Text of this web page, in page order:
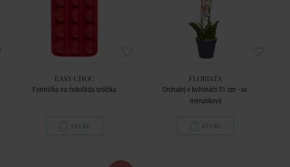
EASY CHOC
Formička na čokoládu srdíčka
199 Kč
FLORISTA
Orchidej v květináči 51 cm - sv.
meruňková
479 Kč